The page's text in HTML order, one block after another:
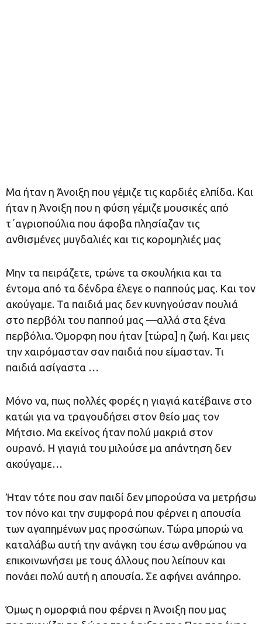
Μα ήταν η Άνοιξη που γέμιζε τις καρδιές ελπίδα. Και
ήταν η Άνοιξη που η φύση γέμιζε μουσικές από
τ΄αγριοπούλια που άφοβα πλησίαζαν τις
ανθισμένες μυγδαλιές και τις κορομηλιές μας
Μην τα πειράζετε, τρώνε τα σκουλήκια και τα
έντομα από τα δένδρα έλεγε ο παππούς μας. Και τον
ακούγαμε. Τα παιδιά μας δεν κυνηγούσαν πουλιά
στο περβόλι του παππού μας —αλλά στα ξένα
περβόλια. Όμορφη που ήταν [τώρα] η ζωή. Και μεις
την χαιρόμασταν σαν παιδιά που είμασταν. Τι
παιδιά ασίγαστα …
Μόνο να, πως πολλές φορές η γιαγιά κατέβαινε στο
κατώι για να τραγουδήσει στον θείο μας τον
Μήτσιο. Μα εκείνος ήταν πολύ μακριά στον
ουρανό. Η γιαγιά του μιλούσε μα απάντηση δεν
ακούγαμε…
Ήταν τότε που σαν παιδί δεν μπορούσα να μετρήσω
τον πόνο και την συμφορά που φέρνει η απουσία
των αγαπημένων μας προσώπων. Τώρα μπορώ να
καταλάβω αυτή την ανάγκη του έσω ανθρώπου να
επικοινωνήσει με τους άλλους που λείπουν και
πονάει πολύ αυτή η απουσία. Σε αφήνει ανάπηρο.
Όμως η ομορφιά που φέρνει η Άνοιξη που μας